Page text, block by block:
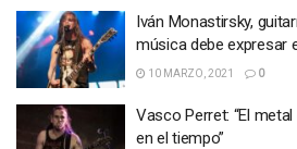
Iván Monastirsky,
música debe expresar
10 MARZO, 2021 0
Vasco Perret: “El
en el tiempo”